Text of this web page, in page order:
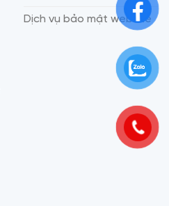
Dịch vụ bảo mật website